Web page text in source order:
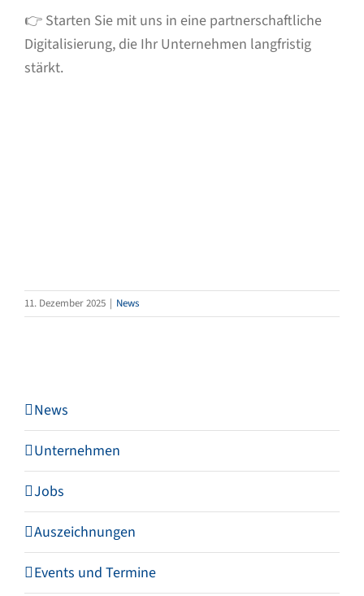
👉 Starten Sie mit uns in eine partnerschaftliche
Digitalisierung, die Ihr Unternehmen langfristig
stärkt.
11. Dezember 2025 | News
News
Unternehmen
Jobs
Auszeichnungen
Events und Termine